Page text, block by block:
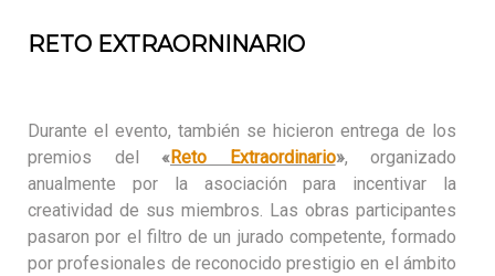
RETO EXTRAORNINARIO
Durante el evento, también se hicieron entrega de los
premios del «Reto Extraordinario», organizado
anualmente por la asociación para incentivar la
creatividad de sus miembros. Las obras participantes
pasaron por el filtro de un jurado competente, formado
por profesionales de reconocido prestigio en el ámbito